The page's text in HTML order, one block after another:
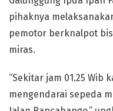
pihaknya
pemotor berknalpot
miras.
“Sekitar jam 01.25 Wib
mengendarai sepeda